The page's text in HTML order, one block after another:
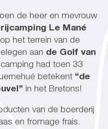
de heer en mevrouw
Le Mané
het terrein van de
aan de Golf van
had toen 33
betekent “de
in het Bretons!
van de boerderij
en fromage frais.